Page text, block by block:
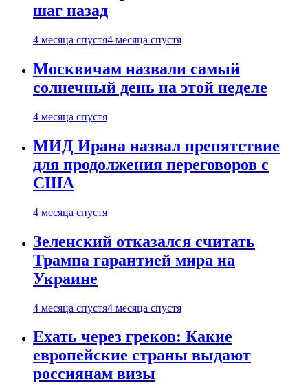
шаг назад
4 месяца спустя4 месяца спустя
Москвичам назвали самый
солнечный день на этой неделе
4 месяца спустя
МИД Ирана назвал препятствие
для продолжения переговоров с
США
4 месяца спустя
Зеленский отказался считать
Трампа гарантией мира на
Украине
4 месяца спустя4 месяца спустя
Ехать через греков: Какие
европейские страны выдают
россиянам визы